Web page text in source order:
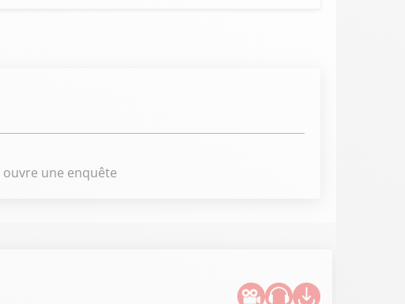
une enquête